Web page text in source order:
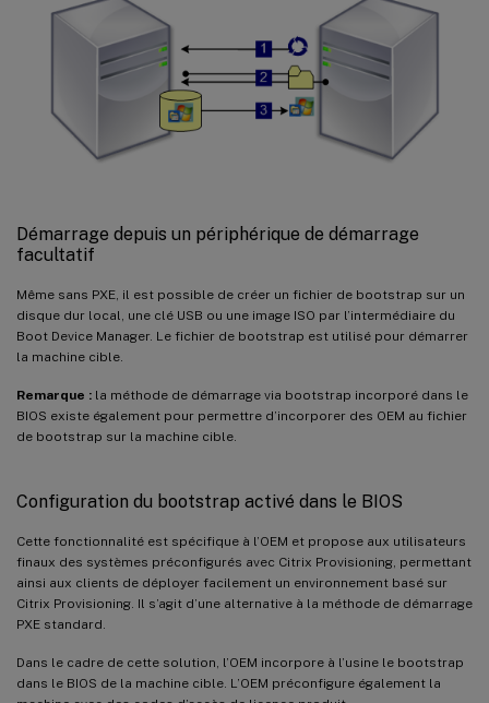
Démarrage depuis un périphérique de démarrage
facultatif
Même sans PXE, il est possible de créer un fichier de bootstrap sur un
disque dur local, une clé USB ou une image ISO par l’intermédiaire du
Boot Device Manager. Le fichier de bootstrap est utilisé pour démarrer
la machine cible.
Remarque : la méthode de démarrage via bootstrap incorporé dans le
BIOS existe également pour permettre d’incorporer des OEM au fichier
de bootstrap sur la machine cible.
Configuration du bootstrap activé dans le BIOS
Cette fonctionnalité est spécifique à l’OEM et propose aux utilisateurs
finaux des systèmes préconfigurés avec Citrix Provisioning, permettant
ainsi aux clients de déployer facilement un environnement basé sur
Citrix Provisioning. Il s’agit d’une alternative à la méthode de démarrage
PXE standard.
Dans le cadre de cette solution, l’OEM incorpore à l’usine le bootstrap
dans le BIOS de la machine cible. L’OEM préconfigure également la